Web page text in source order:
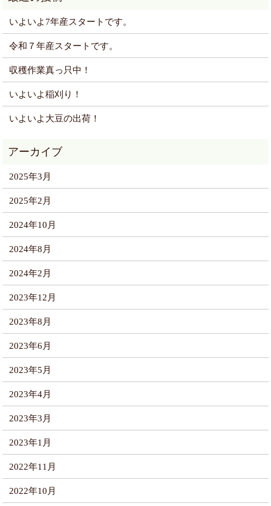
いよいよ7年産スタートです。
令和７年産スタートです。
収穫作業真っ只中！
いよいよ稲刈り！
いよいよ大豆の出荷！
2025年3月
2025年2月
2024年10月
2024年8月
2024年2月
2023年12月
2023年8月
2023年6月
2023年5月
2023年4月
2023年3月
2023年1月
2022年11月
2022年10月